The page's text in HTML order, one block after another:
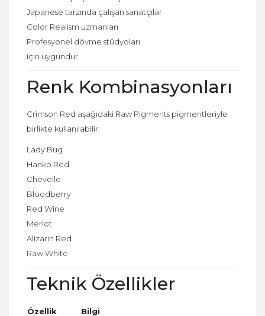
Japanese tarzında çalışan sanatçılar
Color Realism uzmanları
Profesyonel dövme stüdyoları
için uygundur.
Renk Kombinasyonları
Crimson Red aşağıdaki Raw Pigments pigmentleriyle
birlikte kullanılabilir:
Lady Bug
Hanko Red
Chevelle
Bloodberry
Red Wine
Merlot
Alizarin Red
Raw White
Teknik Özellikler
Özellik
Bilgi